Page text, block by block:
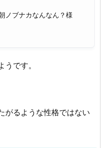
ノブナカなんなん？様
うです。
がるような性格ではない